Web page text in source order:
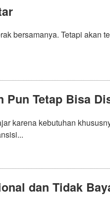
bersamanya. Tetapi akan
Pun Tetap Bisa
karena kebutuhan
dan Tidak